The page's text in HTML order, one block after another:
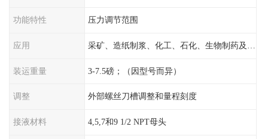
功能特性 压力调节范围
应用
装运重量 3-7.5磅；（因型号而异）
调整 外部螺丝刀槽调整和量程刻度
接液材料 4,5,7和9 1/2 NPT母头